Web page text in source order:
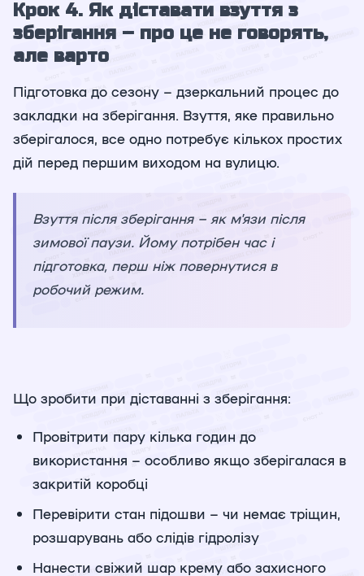
Крок 4. Як діставати взуття з
зберігання – про це не говорять,
але варто
Підготовка до сезону – дзеркальний процес до
закладки на зберігання. Взуття, яке правильно
зберігалося, все одно потребує кількох простих
дій перед першим виходом на вулицю.
Взуття після зберігання – як м'язи після
зимової паузи. Йому потрібен час і
підготовка, перш ніж повернутися в
робочий режим.
Що зробити при діставанні з зберігання:
Провітрити пару кілька годин до
використання – особливо якщо зберігалася в
закритій коробці
Перевірити стан підошви – чи немає тріщин,
розшарувань або слідів гідролізу
Нанести свіжий шар крему або захисного